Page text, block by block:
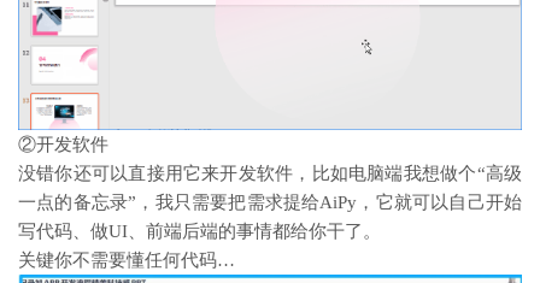
②开发软件
没错你还可以直接用它来开发软件，比如电脑端我想做个“高级
一点的备忘录”，我只需要把需求提给AiPy，它就可以自己开始
写代码、做UI、前端后端的事情都给你干了。
关键你不需要懂任何代码…